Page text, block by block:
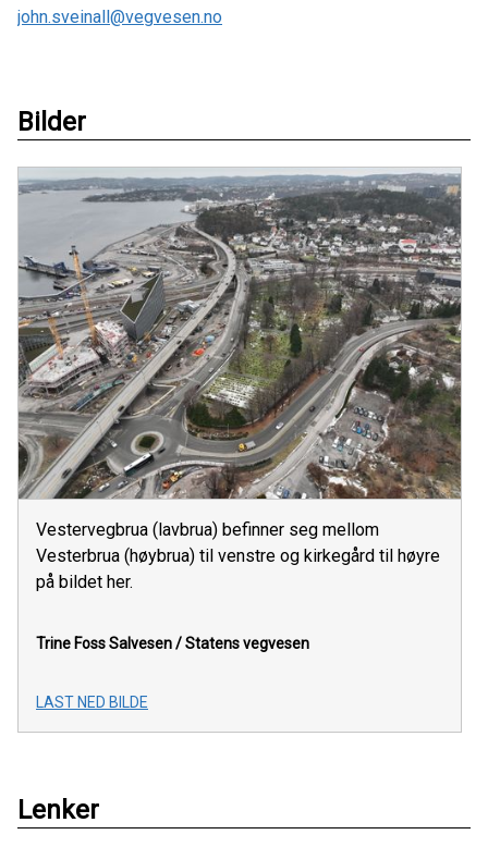
john.sveinall@vegvesen.no
Bilder
Vestervegbrua (lavbrua) befinner seg mellom
Vesterbrua (høybrua) til venstre og kirkegård til høyre
på bildet her.
Trine Foss Salvesen / Statens vegvesen
LAST NED BILDE
Lenker